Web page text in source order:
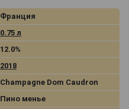
Франция
0.75 л
12.0%
2018
Champagne Dom Caudron
Пино менье